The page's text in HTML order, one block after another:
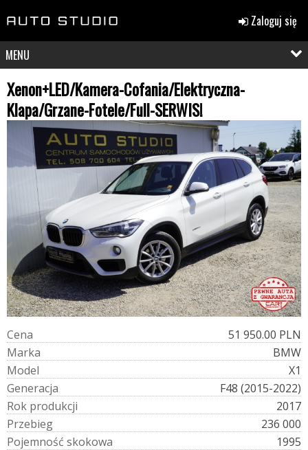
Zaloguj się
MENU
Xenon+LED/Kamera-Cofania/Elektryczna-
Klapa/Grzane-Fotele/Full-SERWIS!
Cena
51 950.00 PLN
Marka
BMW
Model
X1
Generacja
F48 (2015-2022)
Rok produkcji
2017
Przebieg
236 000
Pojemność skokowa
1995